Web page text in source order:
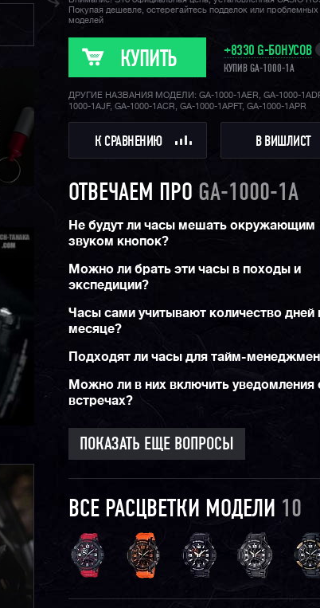
братья GA-1000 , а флагманами серии являются
проверенные
карбоновые моделиGWR-B1000
Покупая дешевле, остерегайтесь подделок или проблемных
моделей
КУПИТЬ +8330 G-БОНУСОВ
КУПИВ GA-1000-1A
ДРУГИЕ НАЗВАНИЯ МОДЕЛИ: GA-1000-1AER, GA-1000-
1000-1AJF, GA-1000-1ACR, GA-1000-1APFT, GA-1000-1APR
К СРАВНЕНИЮ В ВИШЛИСТ
ОТВЕЧАЕМ ПРО GA-1000-1A
Не будут ли часы мешать окружающим
звуком кнопок?
Можно ли брать эти часы в походы и
экспедиции?
Часы сами учитывают количество дней
месяце?
Подходят ли часы для тайм-
Можно ли в них включить уведомления
встречах?
ПОКАЗАТЬ ЕЩЕ ВОПРОСЫ
ВСЕ РАСЦВЕТКИ МОДЕЛИ 10